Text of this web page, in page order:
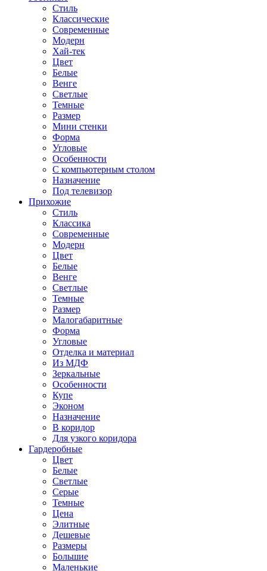
Стиль
Классические
Современные
Модерн
Хай-тек
Цвет
Белые
Венге
Светлые
Темные
Размер
Мини стенки
Форма
Угловые
Особенности
С компьютерным столом
Назначение
Под телевизор
Прихожие
Стиль
Классика
Современные
Модерн
Цвет
Белые
Венге
Светлые
Темные
Размер
Малогабаритные
Форма
Угловые
Отделка и материал
Из МДФ
Зеркальные
Особенности
Купе
Эконом
Назначение
В коридор
Для узкого коридора
Гардеробные
Цвет
Белые
Светлые
Серые
Темные
Цена
Элитные
Дешевые
Размеры
Большие
Маленькие